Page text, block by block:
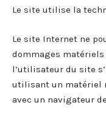
Le site utilise la
Le site Internet ne
dommages
l’utilisateur du site
utilisant un matériel
avec un navigateur